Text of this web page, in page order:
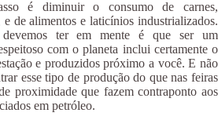
é diminuir o consumo de carnes,
de alimentos e laticínios industrializados.
ter em mente é que ser um
com o planeta inclui certamente o
e produzidos próximo a você. E não
esse tipo de produção do que nas feiras
proximidade que fazem contraponto aos
em petróleo.